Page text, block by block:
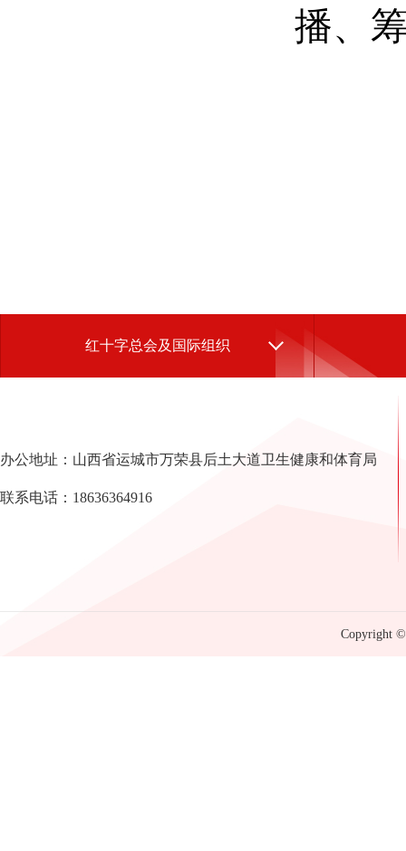
播、
红十字总会及国际组织
办公地址：山西省运城市万荣县后土大道卫生健康和体育局
联系电话：18636364916
Copyright